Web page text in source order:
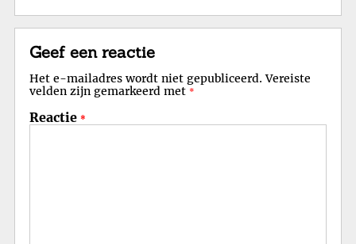
Geef een reactie
Het e-mailadres wordt niet gepubliceerd. Vereiste
velden zijn gemarkeerd met *
Reactie *